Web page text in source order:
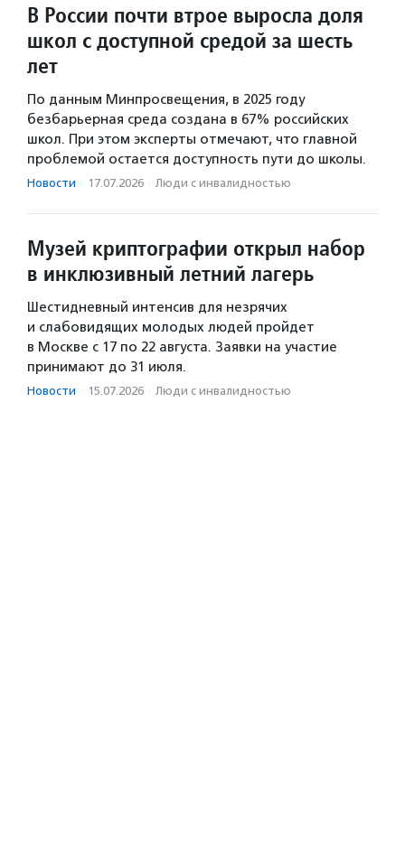
В России почти втрое выросла доля
школ с доступной средой за шесть
лет
По данным Минпросвещения, в 2025 году
безбарьерная среда создана в 67% российских
школ. При этом эксперты отмечают, что главной
проблемой остается доступность пути до школы.
Новости · 17.07.2026 · Люди с инвалидностью
Музей криптографии открыл набор
в инклюзивный летний лагерь
Шестидневный интенсив для незрячих
и слабовидящих молодых людей пройдет
в Москве с 17 по 22 августа. Заявки на участие
принимают до 31 июля.
Новости · 15.07.2026 · Люди с инвалидностью